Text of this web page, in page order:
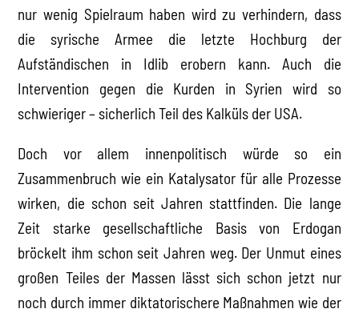
nur wenig Spielraum haben wird zu verhindern, dass
die syrische Armee die letzte Hochburg der
Aufständischen in Idlib erobern kann. Auch die
Intervention gegen die Kurden in Syrien wird so
schwieriger – sicherlich Teil des Kalküls der USA.
Doch vor allem innenpolitisch würde so ein
Zusammenbruch wie ein Katalysator für alle Prozesse
wirken, die schon seit Jahren stattfinden. Die lange
Zeit starke gesellschaftliche Basis von Erdogan
bröckelt ihm schon seit Jahren weg. Der Unmut eines
großen Teiles der Massen lässt sich schon jetzt nur
noch durch immer diktatorischere Maßnahmen wie der